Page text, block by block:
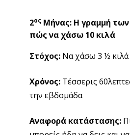
την πρόοδο σου. Τα καλύτερα
(σε ένα μηχάνημα, αύξησε την
αντίσταση’ αν είσαι έξω,
απόσταση σε λιγότερο χρόνο).
Στόχος καρδιακών παλμών:
το λεπτό